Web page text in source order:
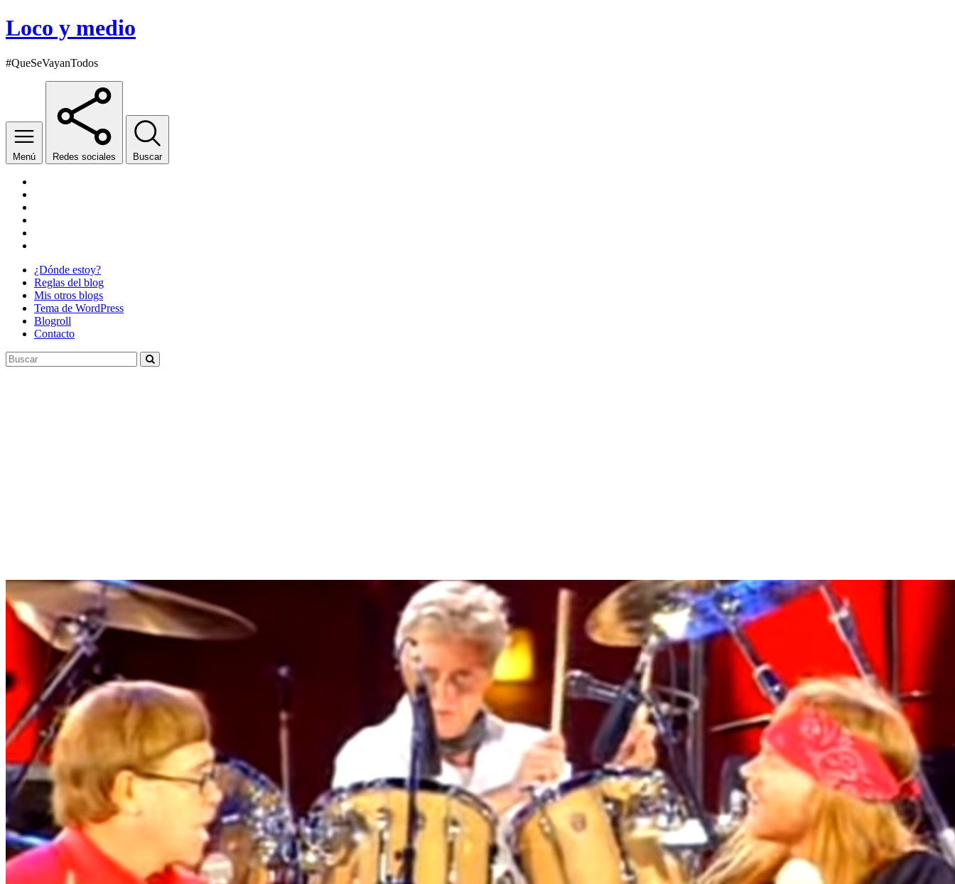
Loco y medio
#QueSeVayanTodos
Menú Redes sociales Buscar
¿Dónde estoy?
Reglas del blog
Mis otros blogs
Tema de WordPress
Blogroll
Contacto